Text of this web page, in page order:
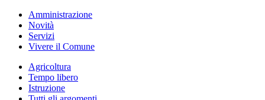
Amministrazione
Novità
Servizi
Vivere il Comune
Agricoltura
Tempo libero
Istruzione